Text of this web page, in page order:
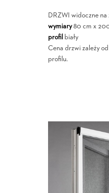
DRZWI widoczne na
wymiary80 cm x
profil biały
Cena drzwi zależy
profilu.